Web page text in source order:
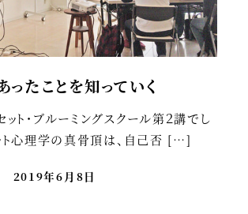
たことを知っていく
ト・ブルーミングスクール第２講でし
ト心理学の真骨頂は、自己否 […]
2019年6月8日